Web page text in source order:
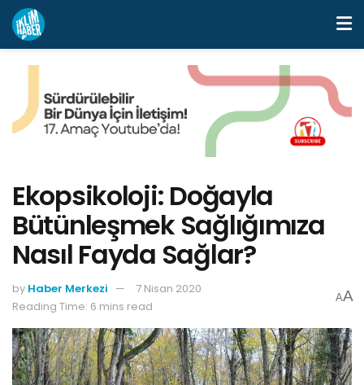
Ekopsikoloji: Doğayla
Bütünleşmek Sağlığımıza
Nasıl Fayda Sağlar?
by Haber Merkezi
7 Nisan 2020
Reading Time: 6 mins read
AA